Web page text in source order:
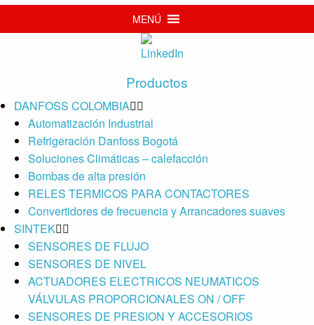
MENÚ
Productos
DANFOSS COLOMBIA
Automatización Industrial
Refrigeración Danfoss Bogotá
Soluciones Climáticas – calefacción
Bombas de alta presión
RELES TERMICOS PARA CONTACTORES
Convertidores de frecuencia y Arrancadores suaves
SINTEK
SENSORES DE FLUJO
SENSORES DE NIVEL
ACTUADORES ELECTRICOS NEUMATICOS
VÁLVULAS PROPORCIONALES ON / OFF
SENSORES DE PRESION Y ACCESORIOS